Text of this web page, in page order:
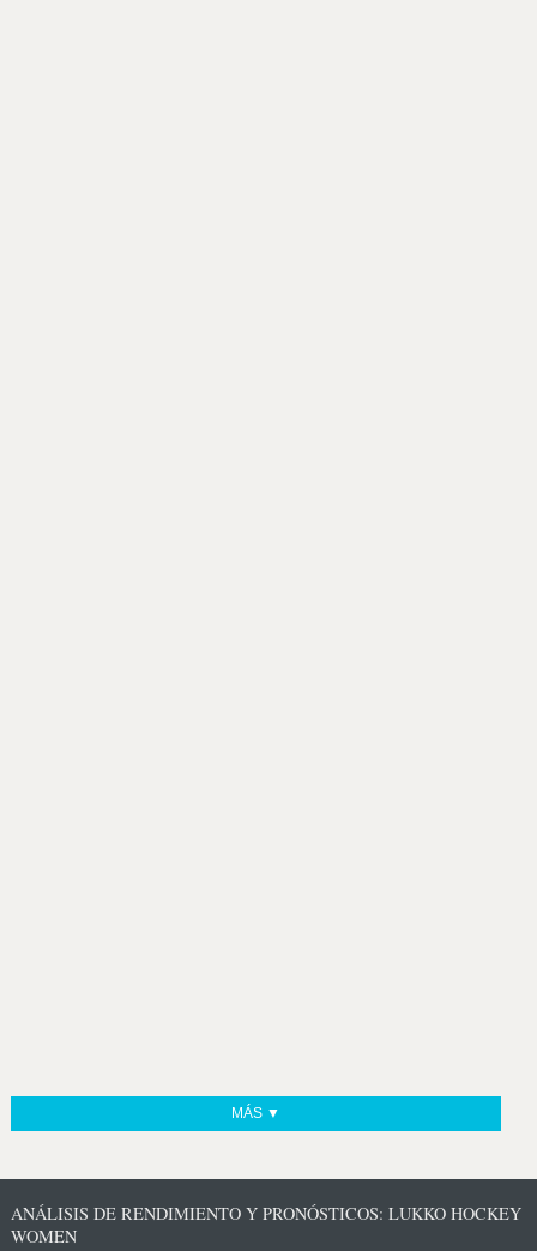
MÁS ▼
ANÁLISIS DE RENDIMIENTO Y PRONÓSTICOS: LUKKO HOCKEY
WOMEN